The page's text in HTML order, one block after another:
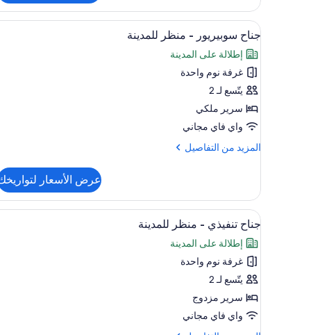
غرفة
ديلوكس
بسريرين
منفصلين
-
منظر
للمدينة
استعراض
جميع
صور
جناح
سوبيريور
-
منظر
للمدينة
خزنة داخل الغرفة وستائر تعتيم
5
جناح سوبيريور - منظر للمدينة
إطلالة على المدينة
غرفة نوم واحدة
يتّسع لـ 2
سرير ملكي
واي فاي مجاني
المزيد من التفاصيل
المزيد
جناح
سوبيريور
-
منظر
للمدينة
عرض الأسعار
استعراض
جميع
صور
جناح
تنفيذي
-
منظر
للمدينة
خزنة داخل الغرفة وستائر تعتيم
7
جناح تنفيذي - منظر للمدينة
إطلالة على المدينة
غرفة نوم واحدة
يتّسع لـ 2
سرير مزدوج
واي فاي مجاني